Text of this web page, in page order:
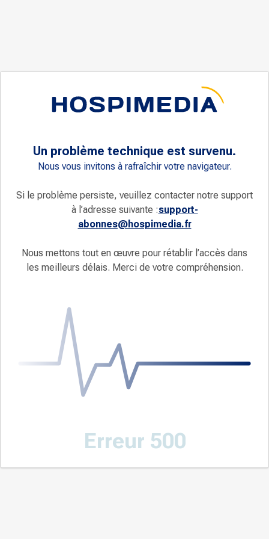
Un problème technique est survenu.
Nous vous invitons à rafraîchir votre navigateur.
Si le problème persiste, veuillez contacter notre support
à l’adresse suivante :support-
abonnes@hospimedia.fr
Nous mettons tout en œuvre pour rétablir l’accès dans
les meilleurs délais. Merci de votre compréhension.
Erreur 500